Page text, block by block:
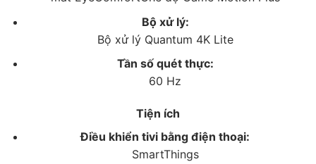
*Hình ảnh chỉ mang tính chất minh họa
Bộ xử lý:
Bộ xử lý Quantum 4K Lite
Tần số quét thực:
60 Hz
Tiện ích
Điều khiển tivi bằng điện thoại:
SmartThings